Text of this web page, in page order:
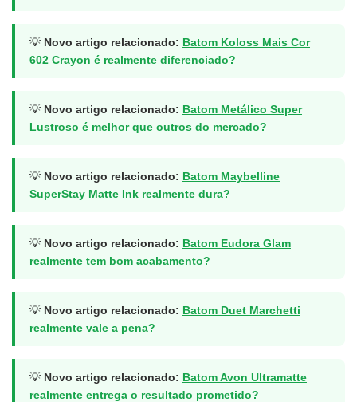
💡 Novo artigo relacionado: Batom Koloss Mais Cor
602 Crayon é realmente diferenciado?
💡 Novo artigo relacionado: Batom Metálico Super
Lustroso é melhor que outros do mercado?
💡 Novo artigo relacionado: Batom Maybelline
SuperStay Matte Ink realmente dura?
💡 Novo artigo relacionado: Batom Eudora Glam
realmente tem bom acabamento?
💡 Novo artigo relacionado: Batom Duet Marchetti
realmente vale a pena?
💡 Novo artigo relacionado: Batom Avon Ultramatte
realmente entrega o resultado prometido?